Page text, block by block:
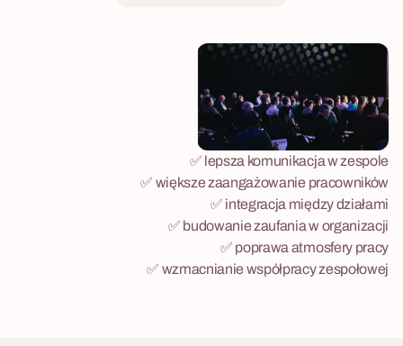
✅ lepsza komunikacja w zespole
✅ większe zaangażowanie pracowników
✅ integracja między działami
✅ budowanie zaufania w organizacji
✅ poprawa atmosfery pracy
✅ wzmacnianie współpracy zespołowej